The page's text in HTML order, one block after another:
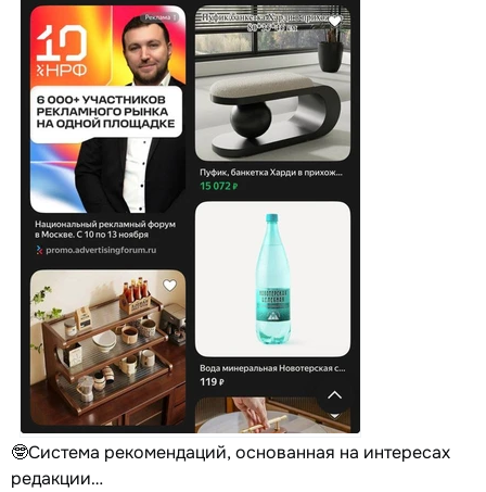
🤓Система рекомендаций, основанная на интересах
редакции…